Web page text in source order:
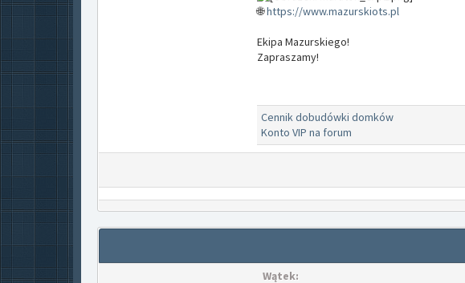
🌐https://www.mazurskiots.pl
Ekipa Mazurskiego!
Zapraszamy!
Cennik dobudówki domków
Konto VIP na forum
Wątek: